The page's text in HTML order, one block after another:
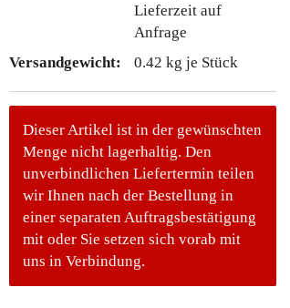
Lieferzeit auf
Anfrage
Versandgewicht:
0.42 kg je Stück
Dieser Artikel ist in der gewünschten
Menge nicht lagerhaltig. Den
unverbindlichen Liefertermin teilen
wir Ihnen nach der Bestellung in
einer separaten Auftragsbestätigung
mit oder Sie setzen sich vorab mit
uns in Verbindung.